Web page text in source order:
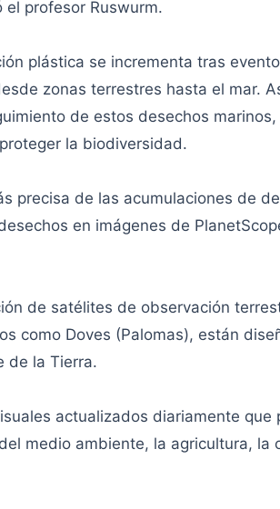
el profesor Ruswurm.
plástica se incrementa tras
zonas terrestres hasta el mar.
de estos desechos
la biodiversidad.
precisa de las acumulaciones de
en imágenes de
de satélites de observación
como Doves (Palomas), están
de la Tierra.
actualizados diariamente
medio ambiente, la agricultura, la